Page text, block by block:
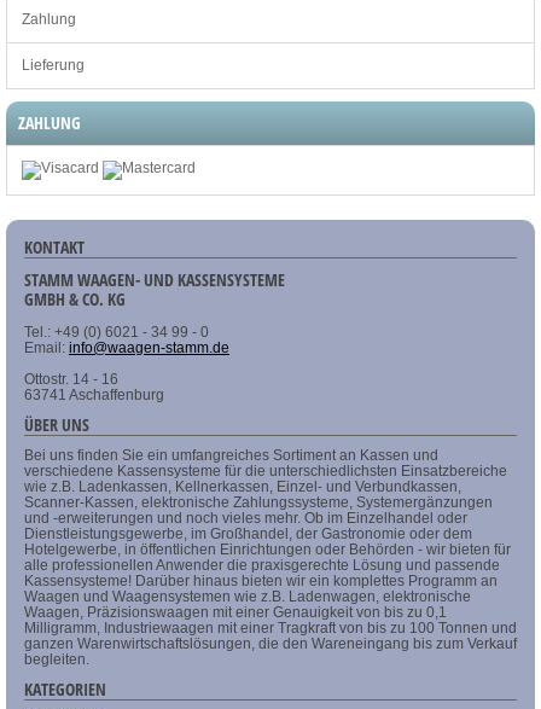
Zahlung
Lieferung
ZAHLUNG
KONTAKT
STAMM WAAGEN- UND KASSENSYSTEME
GMBH & CO. KG
Tel.: +49 (0) 6021 - 34 99 - 0
Email: info@waagen-stamm.de
Ottostr. 14 - 16
63741 Aschaffenburg
ÜBER UNS
Bei uns finden Sie ein umfangreiches Sortiment an Kassen und
verschiedene Kassensysteme für die unterschiedlichsten Einsatzbereiche
wie z.B. Ladenkassen, Kellnerkassen, Einzel- und Verbundkassen,
Scanner-Kassen, elektronische Zahlungssysteme, Systemergänzungen
und -erweiterungen und noch vieles mehr. Ob im Einzelhandel oder
Dienstleistungsgewerbe, im Großhandel, der Gastronomie oder dem
Hotelgewerbe, in öffentlichen Einrichtungen oder Behörden - wir bieten für
alle professionellen Anwender die praxisgerechte Lösung und passende
Kassensysteme! Darüber hinaus bieten wir ein komplettes Programm an
Waagen und Waagensystemen wie z.B. Ladenwagen, elektronische
Waagen, Präzisionswaagen mit einer Genauigkeit von bis zu 0,1
Milligramm, Industriewaagen mit einer Tragkraft von bis zu 100 Tonnen und
ganzen Warenwirtschaftslösungen, die den Wareneingang bis zum Verkauf
begleiten.
KATEGORIEN